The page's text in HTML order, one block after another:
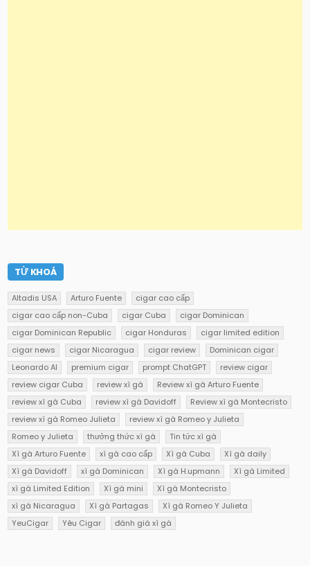
TỪ KHOÁ
Altadis USA Arturo Fuente
cigar cao cấp
cigar cao cấp non-Cuba
cigar Cuba
cigar Dominican
cigar Dominican Republic
cigar Honduras
cigar limited edition
cigar news
cigar Nicaragua cigar review
Dominican cigar
Leonardo AI
premium cigar prompt ChatGPT
review cigar
review cigar Cuba
review xì gà
Review xì gà Arturo Fuente
review xì gà Cuba
review xì gà Davidoff
Review xì gà Montecristo
review xì gà Romeo Julieta
review xì gà Romeo y Julieta
Romeo y Julieta
thưởng thức xì gà
Tin tức xì gà
Xì gà Arturo Fuente
xì gà cao cấp Xì gà Cuba
Xì gà daily
Xì gà Davidoff
xì gà Dominican Xì gà H.upmann
Xì gà Limited
xì gà Limited Edition
Xì gà mini
Xì gà Montecristo
xì gà Nicaragua
Xì gà Partagas
Xì gà Romeo Y Julieta
YeuCigar
Yêu Cigar đánh giá xì gà